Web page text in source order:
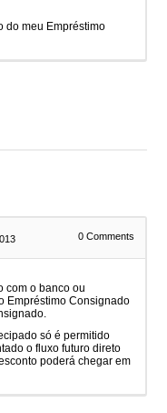
do meu Empréstimo
0Comments
com o banco ou
Empréstimo Consignado
só é permitido
o fluxo futuro direto
poderá chegar em